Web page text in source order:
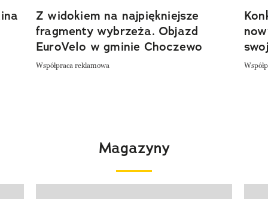
Z widokiem na najpiękniejsze
fragmenty wybrzeża. Objazd
EuroVelo w gminie Choczewo
Współpraca reklamowa
Magazyny